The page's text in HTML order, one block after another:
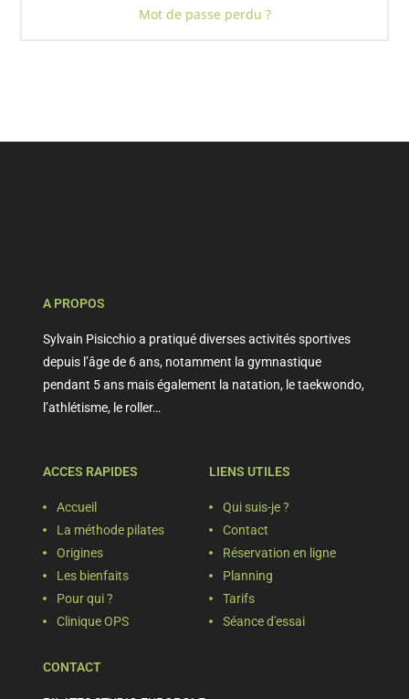
Mot de passe perdu ?
A PROPOS
Sylvain Pisicchio a pratiqué diverses activités sportives
depuis l’âge de 6 ans, notamment la gymnastique
pendant 5 ans mais également la natation, le taekwondo,
l’athlétisme, le roller…
ACCES RAPIDES
Accueil
La méthode pilates
Origines
Les bienfaits
Pour qui ?
Clinique OPS
LIENS UTILES
Qui suis-je ?
Contact
Réservation en ligne
Planning
Tarifs
Séance d'essai
CONTACT